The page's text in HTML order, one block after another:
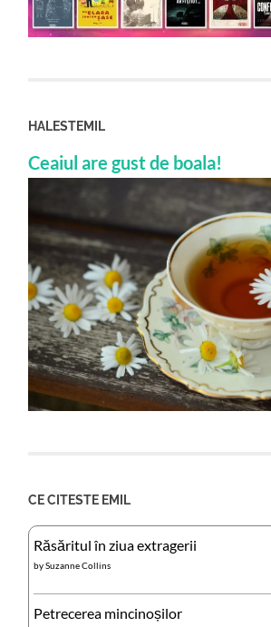
HALESTEMIL
Ceaiul are gust de boala!
CE CITESTE EMIL
Răsăritul în ziua extragerii
bySuzanne Collins
Petrecerea mincinoșilor